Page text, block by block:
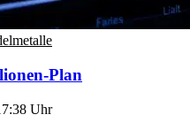
Plan
Uhr